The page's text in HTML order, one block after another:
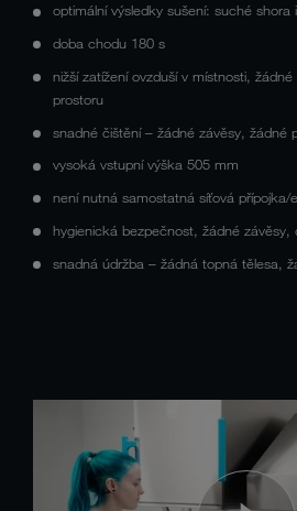
optimální výsledky sušení: suché shora
doba chodu 180 s
nižší zatížení ovzduší v místnosti,
prostoru
snadné čištění – žádné závěsy, žádné
vysoká vstupní výška 505 mm
není nutná samostatná síťová přípojka/
hygienická bezpečnost, žádné závěsy,
snadná údržba – žádná topná tělesa,